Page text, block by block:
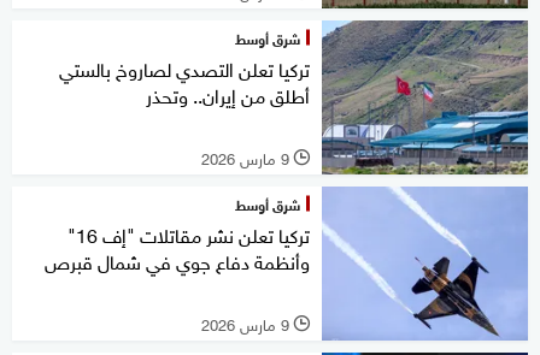
شرق أوسط
تركيا تعلن التصدي لصاروخ بالستي
أطلق من إيران.. وتحذر
l 9 مارس 2026
شرق أوسط
تركيا تعلن نشر مقاتلات "إف 16"
وأنظمة دفاع جوي في شمال قبرص
l 9 مارس 2026